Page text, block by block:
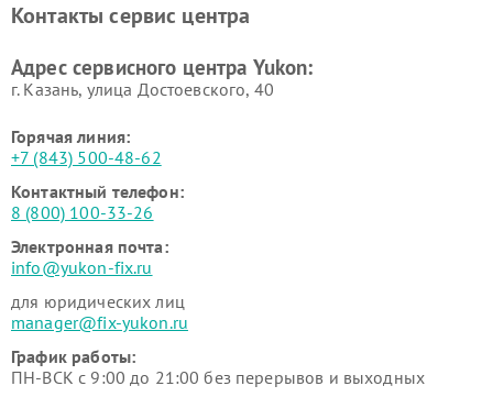
Контакты сервис центра
Адрес сервисного центра Yukon:
г. Казань, улица Достоевского, 40
Горячая линия:
+7 (843) 500-48-62
Контактный телефон:
8 (800) 100-33-26
Электронная почта:
info@yukon-fix.ru
для юридических лиц
manager@fix-yukon.ru
График работы:
ПН-ВСК с 9:00 до 21:00 без перерывов и выходных